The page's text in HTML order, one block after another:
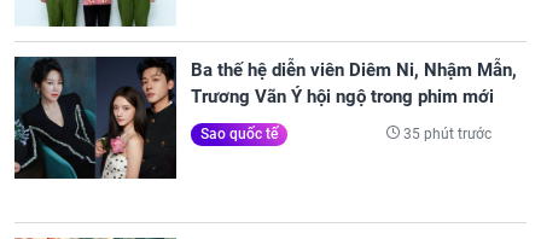
Ba thế hệ diễn viên Diêm Ni, Nhậm Mẫn,
Trương Vãn Ý hội ngộ trong phim mới
Sao quốc tế 35 phút trước